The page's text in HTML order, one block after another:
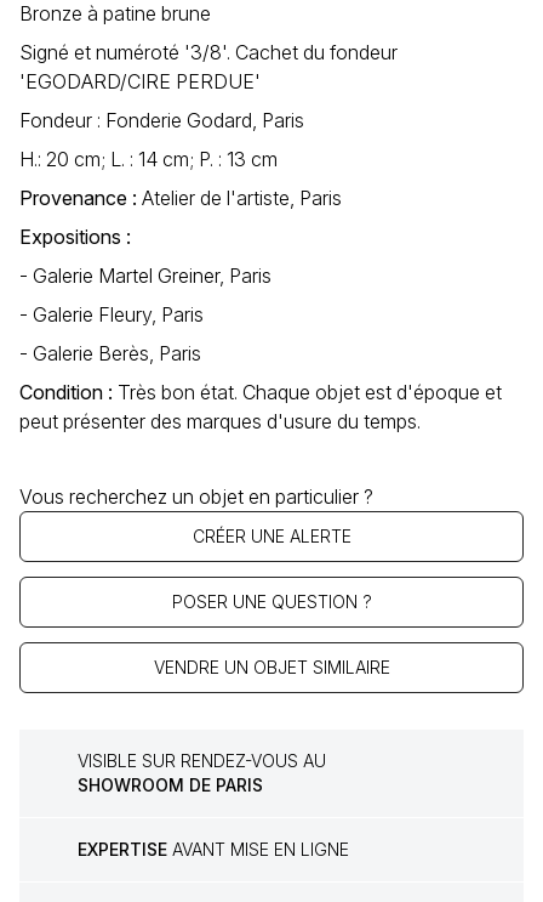
Bronze à patine brune
Signé et numéroté '3/8'. Cachet du fondeur
'EGODARD/CIRE PERDUE'
Fondeur : Fonderie Godard, Paris
H.: 20 cm; L. : 14 cm; P. : 13 cm
Provenance : Atelier de l'artiste, Paris
Expositions :
- Galerie Martel Greiner, Paris
- Galerie Fleury, Paris
- Galerie Berès, Paris
Condition : Très bon état. Chaque objet est d'époque et
peut présenter des marques d'usure du temps.
Vous recherchez un objet en particulier ?
CRÉER UNE ALERTE
POSER UNE QUESTION ?
VENDRE UN OBJET SIMILAIRE
VISIBLE SUR RENDEZ-VOUS AU
SHOWROOM DE PARIS
EXPERTISE AVANT MISE EN LIGNE